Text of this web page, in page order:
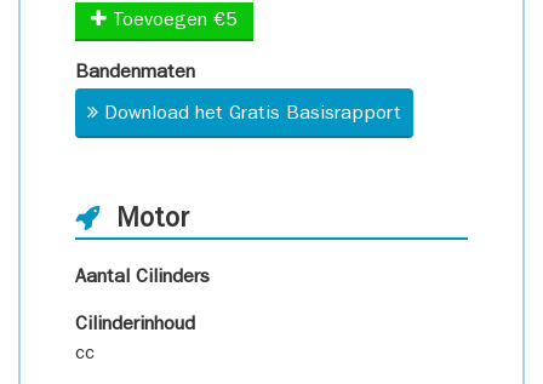
Toevoegen €5
Bandenmaten
Download het Gratis Basisrapport
Motor
Aantal Cilinders
Cilinderinhoud
cc